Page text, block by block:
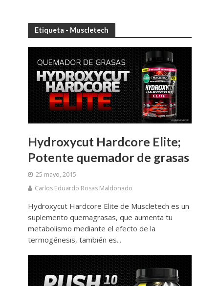
Etiqueta - Muscletech
Hydroxycut Hardcore Elite;
Potente quemador de grasas
25 mayo, 2015
Carlos Eduardo Rosas Maldonado
Hydroxycut Hardcore Elite de Muscletech es un
suplemento quemagrasas, que aumenta tu
metabolismo mediante el efecto de la
termogénesis, también es...